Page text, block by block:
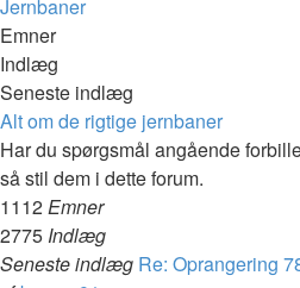
Jernbaner
Emner
Indlæg
Seneste indlæg
Alt om de rigtige jernbaner
Har du spørgsmål angående
så stil dem i dette forum.
1112Emner
2775 Indlæg
Seneste indlæg Re: Oprangering